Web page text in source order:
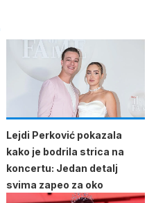
Lejdi Perković pokazala
kako je bodrila strica na
koncertu: Jedan detalj
svima zapeo za oko